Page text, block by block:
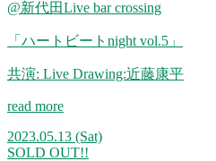
@新代田Live bar crossing
「ハートビートnight vol.5」
共演: Live Drawing:近藤康平
read more
2023.05.13 (Sat)
SOLD OUT!!